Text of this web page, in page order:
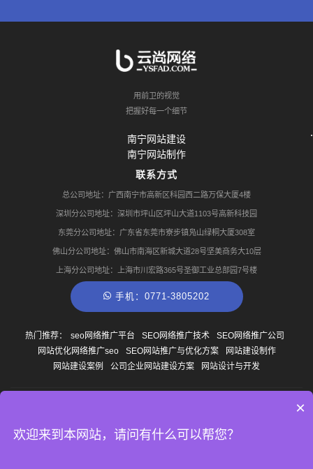
用前卫的视觉
把握好每一个细节
南宁网站建设
南宁网站制作
联系方式
总公司地址：广西南宁市高新区科园西二路万保大厦4楼
深圳分公司地址：深圳市坪山区坪山大道1103号高新科技园
东莞分公司地址：广东省东莞市寮步镇凫山绿桐大厦308室
佛山分公司地址：佛山市南海区新城大道28号坚美商务大10层
上海分公司地址：上海市川宏路365号圣御工业总部园7号楼
手机：0771-3805202
热门推荐： seo网络推广平台 SEO网络推广技术
SEO网络推广公司
网站优化网络推广seo
SEO网站推广与优化方案
网站建设制作
网站建设案例
公司企业网站建设方案 网站设计与开发
14007327号-1 TAG聚合
×
欢迎来到本网站，请问有什么可以帮您？